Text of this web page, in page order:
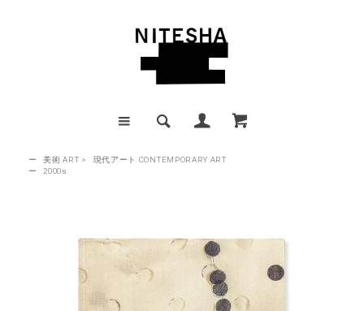
ー 美術 ART >
現代アート CONTEMPORARY ART
ー
2000s